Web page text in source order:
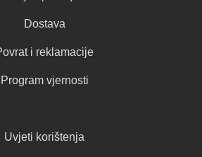
Dostava
i reklamacije
Program vjernosti
Uvjeti korištenja